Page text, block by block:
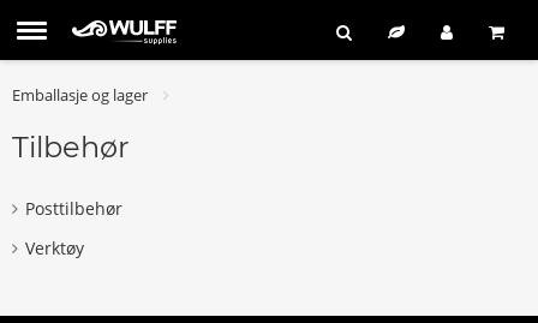
Emballasje og lager
Tilbehør
Posttilbehør
Verktøy